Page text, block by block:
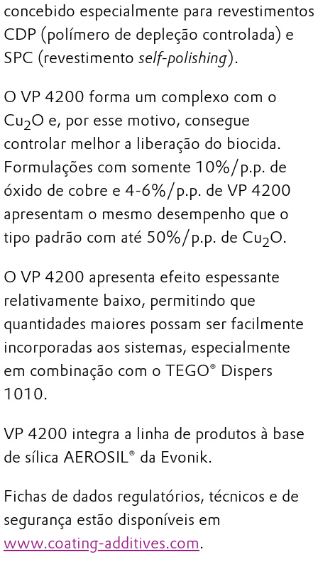
concebido especialmente para revestimentos
CDP (polímero de depleção controlada) e
SPC (revestimento self-polishing).
O VP 4200 forma um complexo com o
Cu2O e, por esse motivo, consegue
controlar melhor a liberação do biocida.
Formulações com somente 10%/p.p. de
óxido de cobre e 4-6%/p.p. de VP 4200
apresentam o mesmo desempenho que o
tipo padrão com até 50%/p.p. de Cu2O.
O VP 4200 apresenta efeito espessante
relativamente baixo, permitindo que
quantidades maiores possam ser facilmente
incorporadas aos sistemas, especialmente
em combinação com o TEGO® Dispers
1010.
VP 4200 integra a linha de produtos à base
de sílica AEROSIL® da Evonik.
Fichas de dados regulatórios, técnicos e de
segurança estão disponíveis em
www.coating-additives.com.